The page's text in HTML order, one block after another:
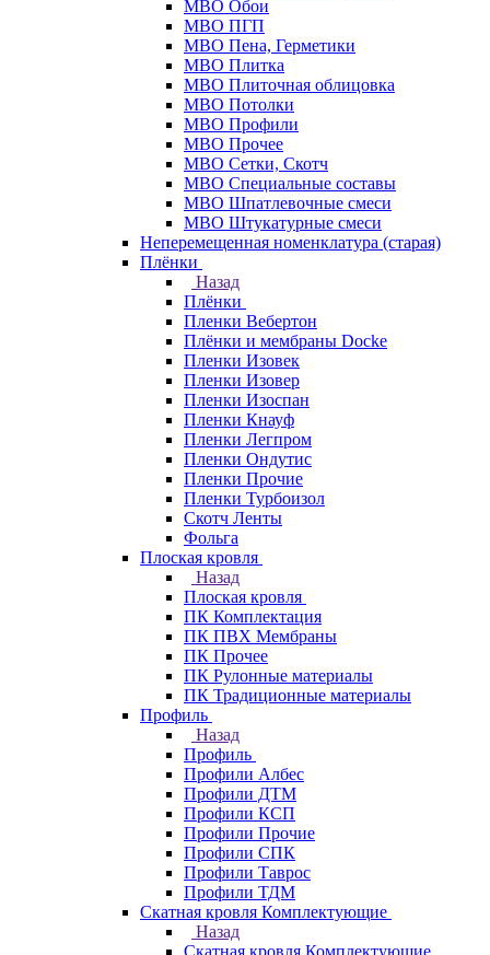
МВО Обои
МВО ПГП
МВО Пена, Герметики
МВО Плитка
МВО Плиточная облицовка
МВО Потолки
МВО Профили
МВО Прочее
МВО Сетки, Скотч
МВО Специальные составы
МВО Шпатлевочные смеси
МВО Штукатурные смеси
Неперемещенная номенклатура (старая)
Плёнки
Назад
Плёнки
Пленки Вебертон
Плёнки и мембраны Docke
Пленки Изовек
Пленки Изовер
Пленки Изоспан
Пленки Кнауф
Пленки Легпром
Пленки Ондутис
Пленки Прочие
Пленки Турбоизол
Скотч Ленты
Фольга
Плоская кровля
Назад
Плоская кровля
ПК Комплектация
ПК ПВХ Мембраны
ПК Прочее
ПК Рулонные материалы
ПК Традиционные материалы
Профиль
Назад
Профиль
Профили Албес
Профили ДТМ
Профили КСП
Профили Прочие
Профили СПК
Профили Таврос
Профили ТДМ
Скатная кровля Комплектующие
Назад
Скатная кровля Комплектующие